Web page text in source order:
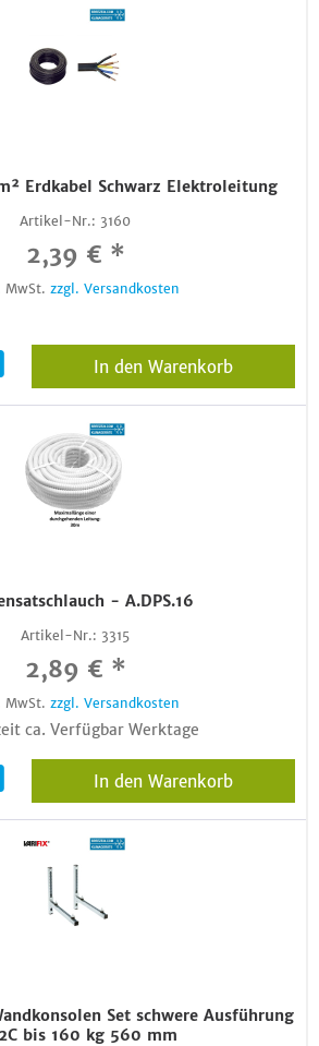
Erdkabel Schwarz Elektroleitung
Artikel-Nr.: 3160
2,39 € *
MwSt. zzgl. Versandkosten
In den Warenkorb
- A.DPS.16
Artikel-Nr.: 3315
2,89 € *
MwSt. zzgl. Versandkosten
ca. Verfügbar Werktage
In den Warenkorb
Set schwere Ausführung
bis 160 kg 560 mm